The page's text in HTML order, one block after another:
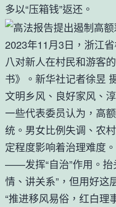
多以“压箱钱”返还。
2023年11月3日，浙江
八对新人在村民和游客
书》。新华社记者徐昱
文明乡风、良好家风、
一些代表委员认为，高
统。男女比例失调、农
定程度影响着治理难度。
——发挥“自治”作用。抬
情、讲关系”，但用好这
“推进移风易俗，红白理